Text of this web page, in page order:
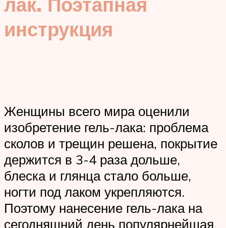
инструкция
Женщины всего мира оценили
изобретение гель-лака: проблема
сколов и трещин решена, покрытие
держится в 3-4 раза дольше,
блеска и глянца стало больше,
ногти под лаком укрепляются.
Поэтому нанесение гель-лака на
сегодняшний день популярнейшая